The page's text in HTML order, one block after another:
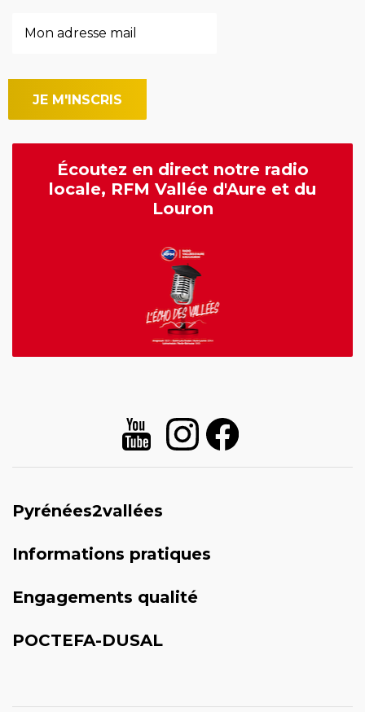
Écoutez en direct notre radio
locale, RFM Vallée d'Aure et du
Louron
Pyrénées2vallées
Informations pratiques
Engagements qualité
POCTEFA-DUSAL